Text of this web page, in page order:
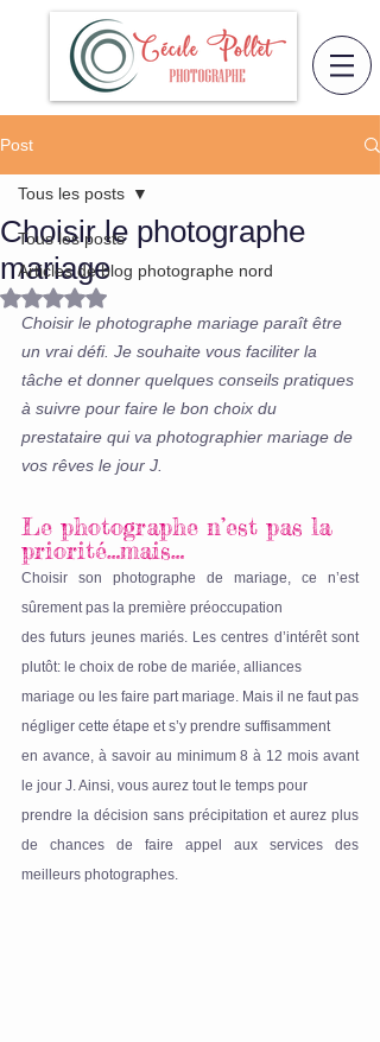
Post
Tous les posts
Articles de blog photographe nord
Tous les posts
Choisir le photographe
mariage
Noté NaN étoiles sur 5.
Choisir le photographe mariage paraît être
un vrai défi. Je souhaite vous faciliter la
tâche et donner quelques conseils pratiques
à suivre pour faire le bon choix du
prestataire qui va photographier mariage de
vos rêves le jour J.
Le photographe n’est pas la
priorité…mais…
Choisir son photographe de mariage, ce n’est
sûrement pas la première préoccupation
des futurs jeunes mariés. Les centres d’intérêt sont
plutôt: le choix de robe de mariée, alliances
mariage ou les faire part mariage. Mais il ne faut pas
négliger cette étape et s’y prendre suffisamment
en avance, à savoir au minimum 8 à 12 mois avant
le jour J. Ainsi, vous aurez tout le temps pour
prendre la décision sans précipitation et aurez plus
de chances de faire appel aux services des
meilleurs photographes.